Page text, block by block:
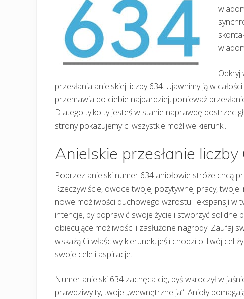
Odkryj
przesłania anielskiej liczby 634. Ujawnimy ją w
przemawia do ciebie najbardziej, ponieważ
Dlatego tylko ty jesteś w stanie naprawdę dostrzec
strony pokazujemy ci wszystkie możliwe kierunki.
Anielskie przesłanie
Poprzez anielski numer 634 aniołowie stróże chcą
Rzeczywiście, owoce twojej pozytywnej pracy, twoje
nowe możliwości duchowego wzrostu i ekspansji w
intencje, by poprawić swoje życie i stworzyć solidne
obiecujące możliwości i zasłużone nagrody. Zaufaj
wskażą Ci właściwy kierunek, jeśli chodzi o Twój cel
swoje cele i aspiracje.
Numer anielski 634 zachęca cię, byś wkroczył w
prawdziwy ty, twoje „wewnętrzne ja”. Anioły